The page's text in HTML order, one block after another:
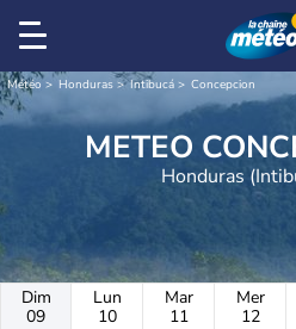
Météo Honduras Intibucá Concepcion
METEO
Honduras
Dim
09
Lun
10
Mar
11
Mer
12